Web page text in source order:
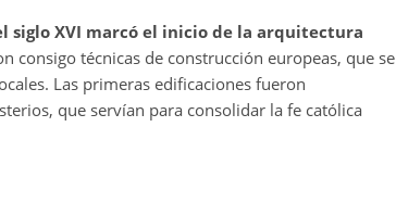
siglo XVI marcó el inicio de la arquitectura
consigo técnicas de construcción europeas, que se
Las primeras edificaciones fueron
que servían para consolidar la fe católica